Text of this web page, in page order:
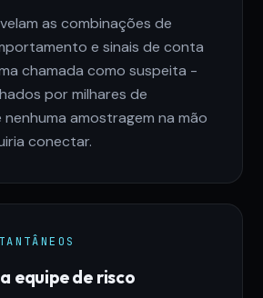
as combinações de
e sinais de conta
chamada como suspeita -
por milhares de
amostragem na mão
conectar.
equipe de risco